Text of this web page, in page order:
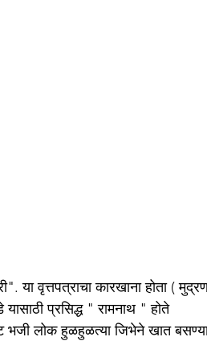
या वृत्तपत्राचा कारखाना होता (
प्रसिद्ध " रामनाथ " होते
भजी लोक हुळहुळत्या जिभेने खात